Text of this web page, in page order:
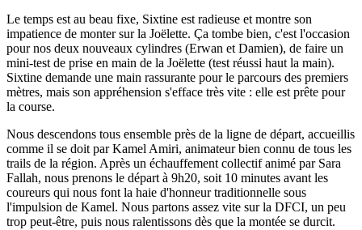
Le temps est au beau fixe, Sixtine est radieuse et montre son
impatience de monter sur la Joëlette. Ça tombe bien, c'est l'occasion
pour nos deux nouveaux cylindres (Erwan et Damien), de faire un
mini-test de prise en main de la Joëlette (test réussi haut la main).
Sixtine demande une main rassurante pour le parcours des premiers
mètres, mais son appréhension s'efface très vite : elle est prête pour
la course.
Nous descendons tous ensemble près de la ligne de départ, accueillis
comme il se doit par Kamel Amiri, animateur bien connu de tous les
trails de la région. Après un échauffement collectif animé par Sara
Fallah, nous prenons le départ à 9h20, soit 10 minutes avant les
coureurs qui nous font la haie d'honneur traditionnelle sous
l'impulsion de Kamel. Nous partons assez vite sur la DFCI, un peu
trop peut-être, puis nous ralentissons dès que la montée se durcit.